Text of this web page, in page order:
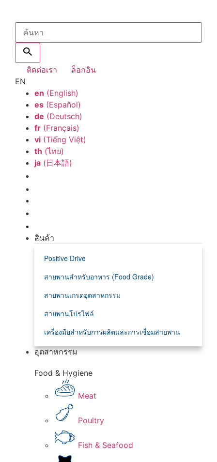
ติดต่อเรา
ล็อกอิน
EN
en (English)
es (Español)
de (Deutsch)
fr (Français)
vi (Tiếng Việt)
th (ไทย)
ja (日本語)
สินค้า
Positive Drive
สายพานสำหรับอาหาร (Food Grade)
สายพานเกรดอุตสาหกรรม
สายพานโปรไฟล์
เครื่องมือสำหรับการผลิตและการเชื่อมสายพาน
อุตสาหกรรม
Food & Hygiene
Meat
Poultry
Fish & Seafood